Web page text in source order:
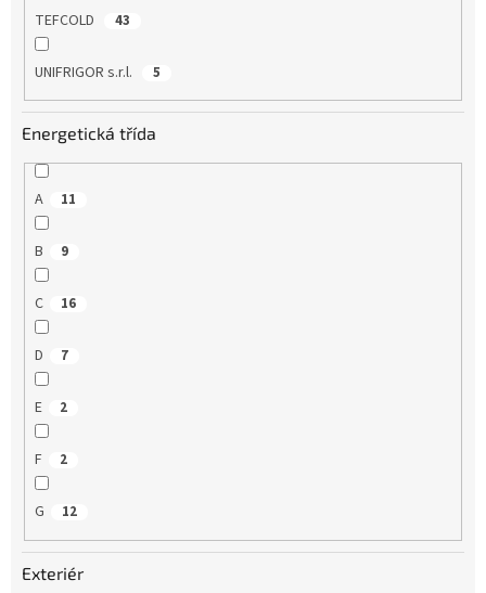
TEFCOLD 43
UNIFRIGOR s.r.l. 5
Energetická třída
A 11
B 9
C 16
D 7
E 2
F 2
G 12
Exteriér